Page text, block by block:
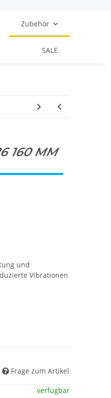
Zubehör
SALE
160 MM
und
Vibrationen
Frage zum Artikel
verfügbar